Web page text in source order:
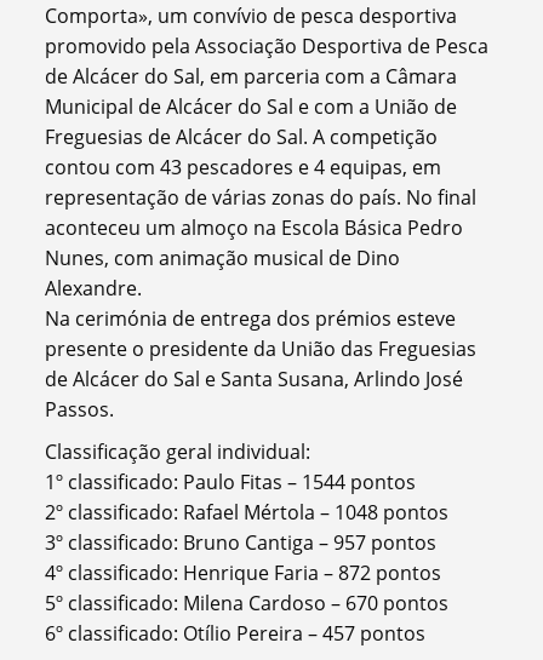
Comporta», um convívio de pesca desportiva
promovido pela Associação Desportiva de Pesca
de Alcácer do Sal, em parceria com a Câmara
Municipal de Alcácer do Sal e com a União de
Freguesias de Alcácer do Sal. A competição
contou com 43 pescadores e 4 equipas, em
representação de várias zonas do país. No final
aconteceu um almoço na Escola Básica Pedro
Nunes, com animação musical de Dino
Alexandre.
Na cerimónia de entrega dos prémios esteve
presente o presidente da União das Freguesias
de Alcácer do Sal e Santa Susana, Arlindo José
Passos.
Classificação geral individual:
1º classificado: Paulo Fitas – 1544 pontos
2º classificado: Rafael Mértola – 1048 pontos
3º classificado: Bruno Cantiga – 957 pontos
4º classificado: Henrique Faria – 872 pontos
5º classificado: Milena Cardoso – 670 pontos
6º classificado: Otílio Pereira – 457 pontos